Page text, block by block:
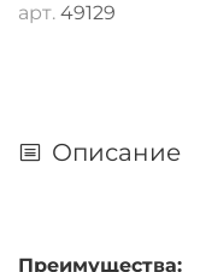
арт. 49129
Описание
Преимущества: